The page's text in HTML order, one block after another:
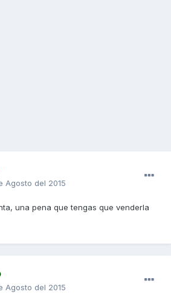
Agosto del 2015
una pena que tengas que venderla
Agosto del 2015